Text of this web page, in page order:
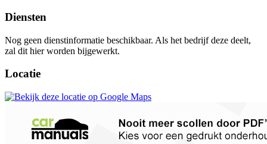
Diensten
Nog geen dienstinformatie beschikbaar. Als het bedrijf deze deelt,
zal dit hier worden bijgewerkt.
Locatie